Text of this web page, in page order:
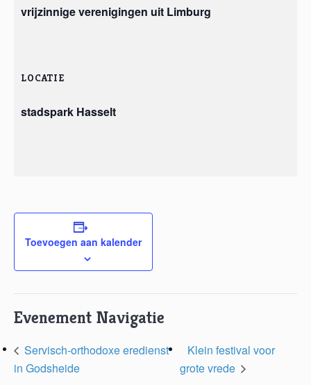
vrijzinnige verenigingen uit Limburg
LOCATIE
stadspark Hasselt
Toevoegen aan kalender
Evenement Navigatie
Servisch-orthodoxe eredienst
in Godsheide
Klein festival voor
grote vrede